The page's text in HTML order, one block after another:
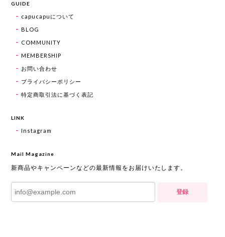
GUIDE
capucapuについて
BLOG
COMMUNITY
MEMBERSHIP
お問い合わせ
プライバシーポリシー
特定商取引法に基づく表記
LINK
Instagram
Mail Magazine
新商品やキャンペーンなどの最新情報をお届けいたします。
登録